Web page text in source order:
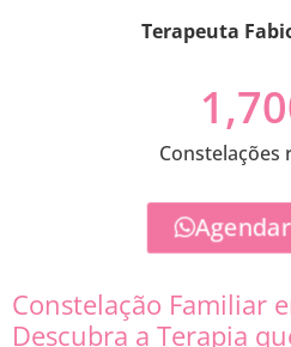
Terapeuta
Constelações
Constelação Familiar
Descubra a Terapia